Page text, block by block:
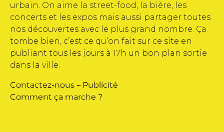
urbain. On aime la street-food, la bière, les
concerts et les expos mais aussi partager toutes
nos découvertes avec le plus grand nombre. Ça
tombe bien, c’est ce qu’on fait sur ce site en
publiant tous les jours à 17h un bon plan sortie
dans la ville.
Contactez-nous – Publicité
Comment ça marche ?